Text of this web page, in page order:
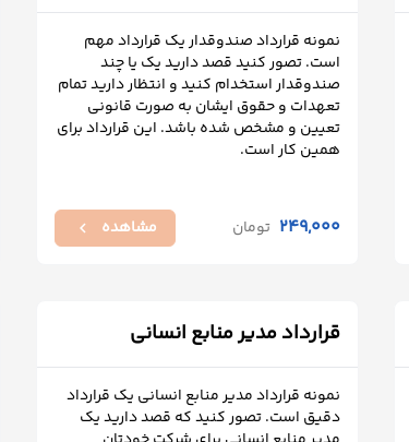
نمونه قرارداد صندوقدار یک قرارداد مهم
است. تصور کنید قصد دارید یک یا چند
صندوقدار استخدام کنید و انتظار دارید تمام
تعهدات و حقوق ایشان به صورت قانونی
تعیین و مشخص شده باشد. این قرارداد برای
همین کار است.
249,000 تومان مشاهده chevron_left
قرارداد مدیر منابع انسانی
نمونه قرارداد مدیر منابع انسانی یک قرارداد
دقیق است. تصور کنید که قصد دارید یک